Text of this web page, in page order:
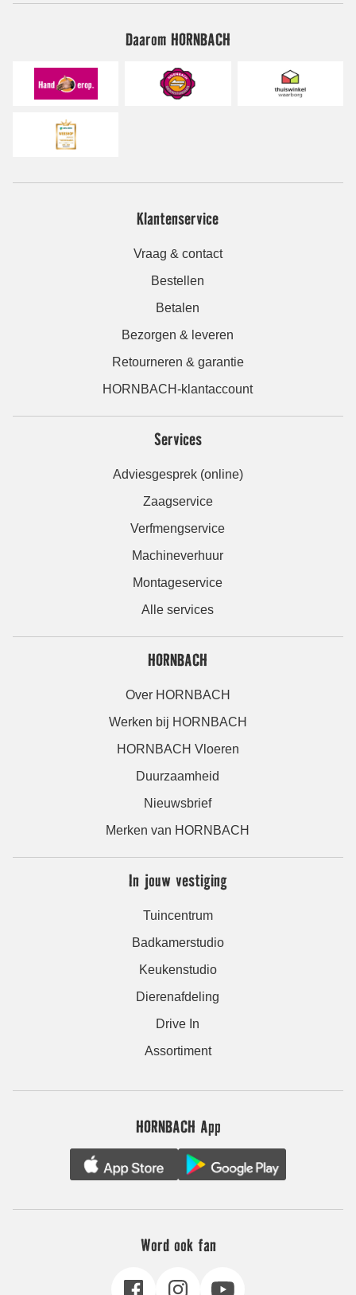
Daarom HORNBACH
Klantenservice
Vraag & contact
Bestellen
Betalen
Bezorgen & leveren
Retourneren & garantie
HORNBACH-klantaccount
Services
Adviesgesprek (online)
Zaagservice
Verfmengservice
Machineverhuur
Montageservice
Alle services
HORNBACH
Over HORNBACH
Werken bij HORNBACH
HORNBACH Vloeren
Duurzaamheid
Nieuwsbrief
Merken van HORNBACH
In jouw vestiging
Tuincentrum
Badkamerstudio
Keukenstudio
Dierenafdeling
Drive In
Assortiment
HORNBACH App
Word ook fan